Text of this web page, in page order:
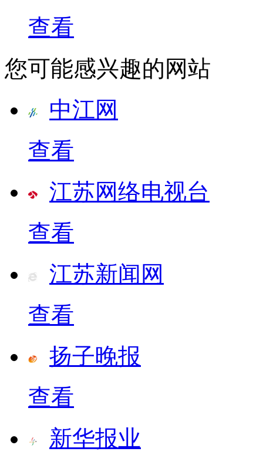
查看
您可能感兴趣的网站
中江网
查看
江苏网络电视台
查看
江苏新闻网
查看
扬子晚报
查看
新华报业